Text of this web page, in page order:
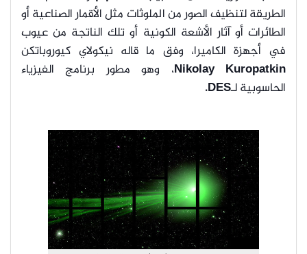
الطريقة لتنظيف الصور من الملوثات مثل الأقمار الصناعية أو
الطائرات أو آثار الأشعة الكونية أو تلك الناتجة من عيوب
في أجهزة الكاميرا، وفق ما قاله نيكولاي كيوروباتكن
Nikolay Kuropatkin، وهو مطور برنامج الفيزياء
الحاسوبية لـDES.